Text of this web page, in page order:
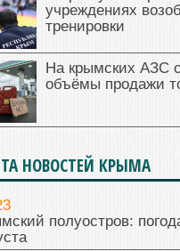
учреждениях
тренировки
На крымских АЗС
объёмы продажи
НОВОСТЕЙ КРЫМА
полуостров: